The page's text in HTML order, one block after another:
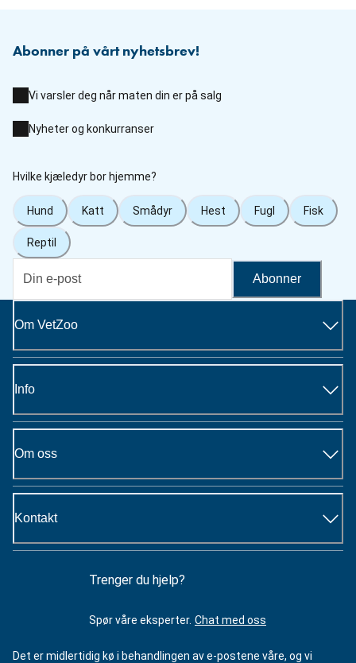
Abonner på vårt nyhetsbrev!
Vi varsler deg når maten din er på salg
Nyheter og konkurranser
Hvilke kjæledyr bor hjemme?
Hund Katt Smådyr Hest Fugl Fisk
Reptil
Abonner
Om VetZoo
Info
Om oss
Kontakt
Trenger du hjelp?
Spør våre eksperter. Chat med oss
Det er midlertidig kø i behandlingen av e-postene våre, og vi